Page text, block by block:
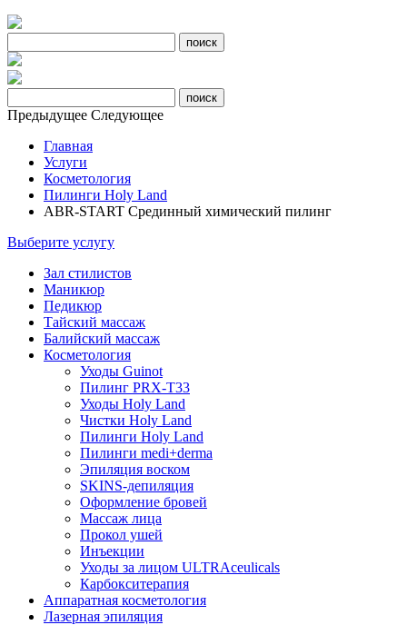
Предыдущее Следующее
Главная
Услуги
Косметология
Пилинги Holy Land
ABR-START Срединный химический пилинг
Выберите услугу
Зал стилистов
Маникюр
Педикюр
Тайский массаж
Балийский массаж
Косметология
Уходы Guinot
Пилинг PRX-T33
Уходы Holy Land
Чистки Holy Land
Пилинги Holy Land
Пилинги medi+derma
Эпиляция воском
SKINS-депиляция
Оформление бровей
Массаж лица
Прокол ушей
Инъекции
Уходы за лицом ULTRAceulicals
Карбокситерапия
Аппаратная косметология
Лазерная эпиляция